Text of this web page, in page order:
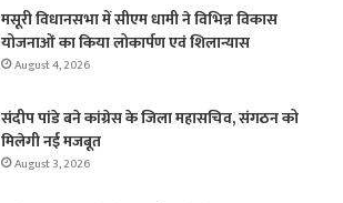
मसूरी विधानसभा में सीएम धामी ने विभिन्न विकास
योजनाओं का किया लोकार्पण एवं शिलान्यास
August 4, 2026
संदीप पांडे बने कांग्रेस के जिला महासचिव, संगठन को
मिलेगी नई मजबूत
August 3, 2026